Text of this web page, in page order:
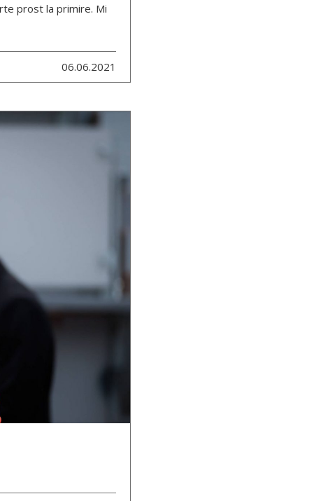
prost la primire. Mi
06.06.2021